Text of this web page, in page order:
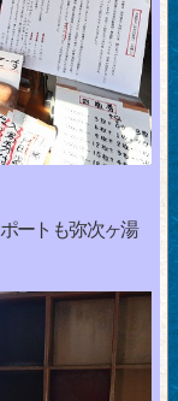
ートも弥次ヶ湯